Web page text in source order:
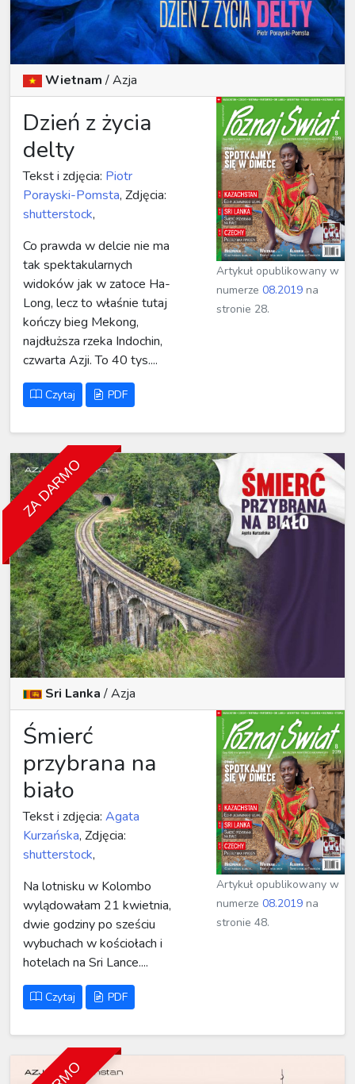
Wietnam/Azja
Dzień z życia
delty
Tekst i zdjęcia: Piotr
Porayski-Pomsta, Zdjęcia:
shutterstock,
Co prawda w delcie nie ma
tak spektakularnych
widoków jak w zatoce Ha-
Long, lecz to właśnie tutaj
kończy bieg Mekong,
najdłuższa rzeka Indochin,
czwarta Azji. To 40 tys....
Czytaj PDF
Artykuł opublikowany w
numerze08.2019 na
stronie 28.
ZA DARMO
Sri Lanka/Azja
Śmierć
przybrana na
biało
Tekst i zdjęcia: Agata
Kurzańska, Zdjęcia:
shutterstock,
Na lotnisku w Kolombo
wylądowałam 21 kwietnia,
dwie godziny po sześciu
wybuchach w kościołach i
hotelach na Sri Lance....
Czytaj PDF
Artykuł opublikowany w
numerze08.2019 na
stronie 48.